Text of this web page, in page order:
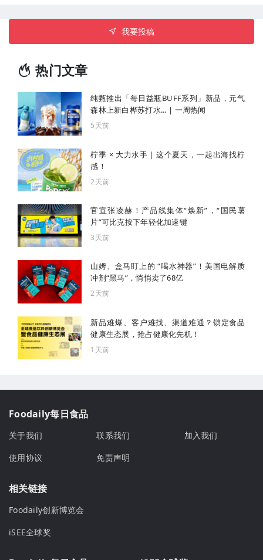
我要投稿
热门文章
纯甄推出「每日益瓶BUFF系列」新品，元气
森林上新白桦苏打水... | 一周热闻
5天前
柠季 × 大力水手｜这个夏天，一起出海找柠
感！
2天前
官宣张凌赫！产品线集体“焕新”，“国民薯
片”可比克按下年轻化加速键
3天前
山姆、盒马盯上的 “喝水神器”！美国电解质
冲剂“黑马”，悄悄卖了68亿
2天前
新品难爆、客户难找、渠道难通？锁定食品
健康生态展，抢占健康化先机！
1天前
Foodaily每日食品
关于我们 联系我们
加入我们
使用协议
免责声明
相关链接
Foodaily创新博览会
iSEE全球奖